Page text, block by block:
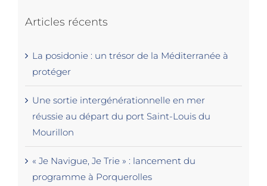
Articles récents
La posidonie : un trésor de la Méditerranée à
protéger
Une sortie intergénérationnelle en mer
réussie au départ du port Saint-Louis du
Mourillon
« Je Navigue, Je Trie » : lancement du
programme à Porquerolles